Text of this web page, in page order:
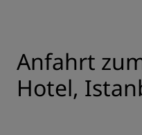
Anfahrt
Hotel,